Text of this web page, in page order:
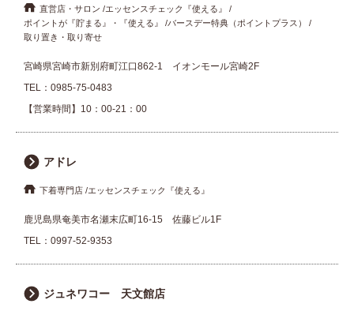
直営店・サロン
エッセンスチェック『使える』
ポイントが『貯まる』・『使える』
バースデー特典（ポイントプラス）
取り置き・取り寄せ
宮崎県宮崎市新別府町江口862-1 イオンモール宮崎2F
TEL： 0985-75-0483
【営業時間】10：00-21：00
アドレ
下着専門店 エッセンスチェック『使える』
鹿児島県奄美市名瀬末広町16-15 佐藤ビル1F
TEL： 0997-52-9353
ジュネワコー 天文館店